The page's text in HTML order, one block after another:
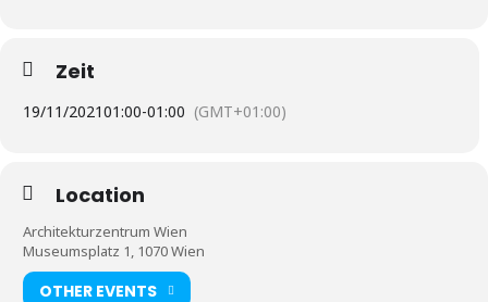
Zeit
19/11/202101:00-01:00 (GMT+01:00)
Location
Architekturzentrum Wien
Museumsplatz 1, 1070 Wien
OTHER EVENTS